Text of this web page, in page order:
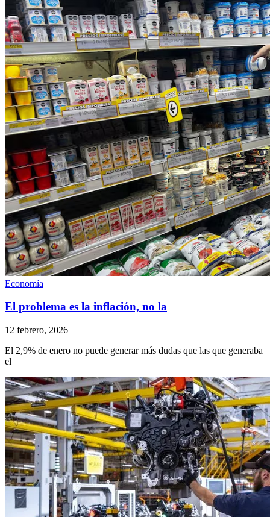
Economía
El problema es la inflación, no la
12 febrero, 2026
El 2,9% de enero no puede generar más dudas que las que generaba
el